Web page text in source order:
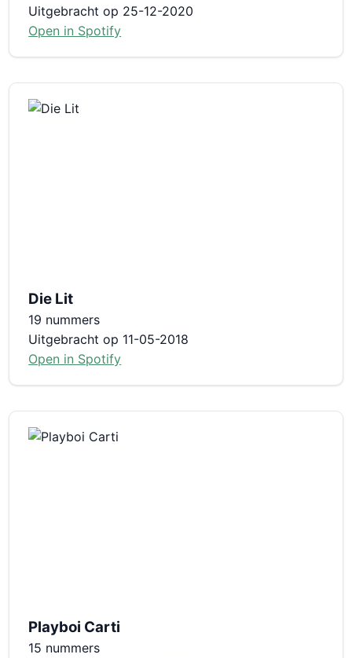
Uitgebracht op 25-12-2020
Open in Spotify
Die Lit
19 nummers
Uitgebracht op 11-05-2018
Open in Spotify
Playboi Carti
15 nummers